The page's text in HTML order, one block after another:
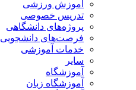
آموزش ورزشی
تدریس خصوصی
پروژه‌های دانشگاهی
فرصت‌های دانشجویی
خدمات آموزشی
سایر
آموزشگاه
آموزشگاه زبان